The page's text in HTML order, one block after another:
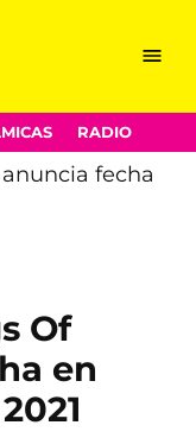
Menu
RADIO
Of
en